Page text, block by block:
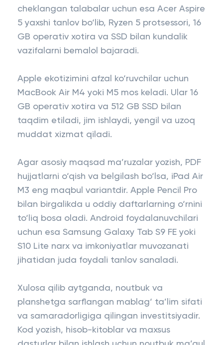
cheklangan talabalar uchun esa Acer Aspire
5 yaxshi tanlov bo‘lib, Ryzen 5 protsessori, 16
GB operativ xotira va SSD bilan kundalik
vazifalarni bemalol bajaradi.
Apple ekotizimini afzal ko‘ruvchilar uchun
MacBook Air M4 yoki M5 mos keladi. Ular 16
GB operativ xotira va 512 GB SSD bilan
taqdim etiladi, jim ishlaydi, yengil va uzoq
muddat xizmat qiladi.
Agar asosiy maqsad ma’ruzalar yozish, PDF
hujjatlarni o‘qish va belgilash bo‘lsa, iPad Air
M3 eng maqbul variantdir. Apple Pencil Pro
bilan birgalikda u oddiy daftarlarning o‘rnini
to‘liq bosa oladi. Android foydalanuvchilari
uchun esa Samsung Galaxy Tab S9 FE yoki
S10 Lite narx va imkoniyatlar muvozanati
jihatidan juda foydali tanlov sanaladi.
Xulosa qilib aytganda, noutbuk va
planshetga sarflangan mablag‘ ta’lim sifati
va samaradorligiga qilingan investitsiyadir.
Kod yozish, hisob-kitoblar va maxsus